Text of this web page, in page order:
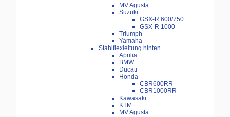
MV Agusta
Suzuki
GSX-R 600/750
GSX-R 1000
Triumph
Yamaha
Stahlflexleitung hinten
Aprilia
BMW
Ducati
Honda
CBR600RR
CBR1000RR
Kawasaki
KTM
MV Agusta